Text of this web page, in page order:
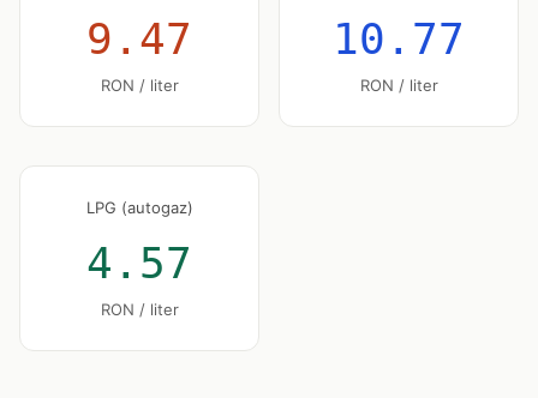
9.47
RON / liter
10.77
RON / liter
LPG (autogaz)
4.57
RON / liter